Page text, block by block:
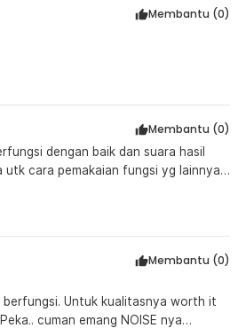
Membantu (0)
Membantu (0)
dengan baik dan suara hasil
utk cara pemakaian fungsi yg lainnya
Membantu (0)
Untuk kualitasnya worth it